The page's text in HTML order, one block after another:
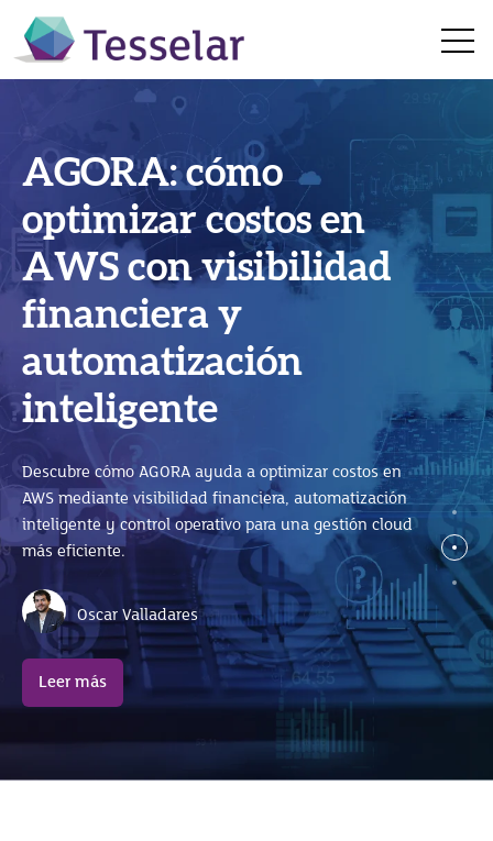
Open
SAP Business One en
la nube: 5 beneficios
para hacer crecer tu
empresa
José Luis Ramírez
AGORA: cómo
optimizar costos en
AWS con visibilidad
financiera y
automatización
inteligente
Descubre cómo AGORA ayuda a optimizar costos en
AWS mediante visibilidad financiera, automatización
inteligente y control operativo para una gestión cloud
más eficiente.
Oscar Valladares
Leer más
SAP Business
Technology Platform
(BTP): cómo impulsar
la innovación con SAP
S/4HANA
Descubre cómo SAP Business Technology Platform (SAP
BTP) impulsa la innovación, integra sistemas y potencia
SAP S/4HANA sin afectar el ERP.
Leer más